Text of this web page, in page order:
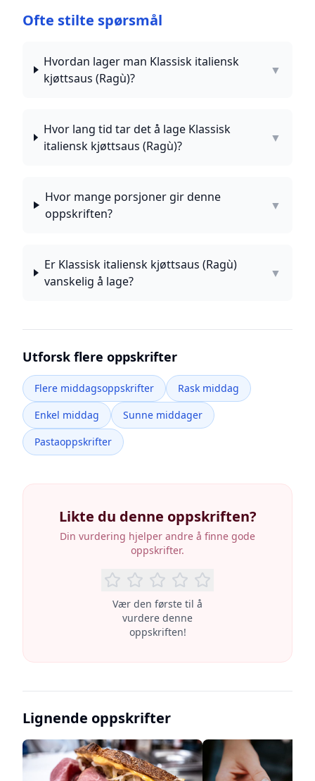
Ofte stilte spørsmål
Hvordan lager man Klassisk italiensk
kjøttsaus (Ragù)?
▼
Hvor lang tid tar det å lage Klassisk
italiensk kjøttsaus (Ragù)?
▼
Hvor mange porsjoner gir denne
oppskriften?
▼
Er Klassisk italiensk kjøttsaus (Ragù)
vanskelig å lage?
▼
Utforsk flere oppskrifter
Flere middagsoppskrifter
Rask middag
Enkel middag
Sunne middager
Pastaoppskrifter
Likte du denne oppskriften?
Din vurdering hjelper andre å finne gode
oppskrifter.
Vær den første til å
vurdere denne
oppskriften!
Lignende oppskrifter